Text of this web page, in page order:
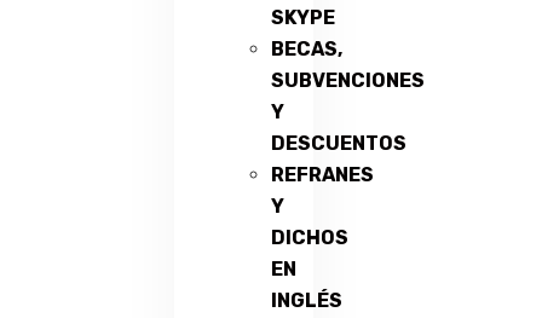
SKYPE
BECAS,
SUBVENCIONES
Y
DESCUENTOS
REFRANES
Y
DICHOS
EN
INGLÉS